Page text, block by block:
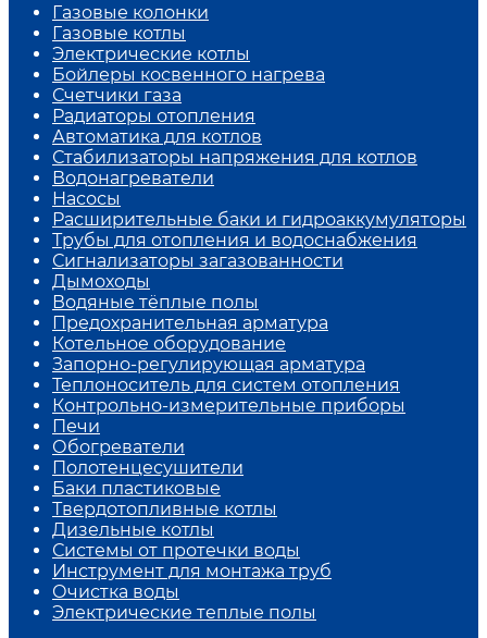
Газовые колонки
Газовые котлы
Электрические котлы
Бойлеры косвенного нагрева
Счетчики газа
Радиаторы отопления
Автоматика для котлов
Стабилизаторы напряжения для котлов
Водонагреватели
Насосы
Расширительные баки и гидроаккумуляторы
Трубы для отопления и водоснабжения
Сигнализаторы загазованности
Дымоходы
Водяные тёплые полы
Предохранительная арматура
Котельное оборудование
Запорно-регулирующая арматура
Теплоноситель для систем отопления
Контрольно-измерительные приборы
Печи
Обогреватели
Полотенцесушители
Баки пластиковые
Твердотопливные котлы
Дизельные котлы
Системы от протечки воды
Инструмент для монтажа труб
Очистка воды
Электрические теплые полы